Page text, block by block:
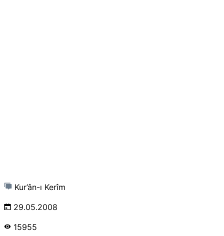
Kur’ân-ı Kerîm
29.05.2008
15955